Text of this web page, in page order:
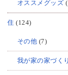
オススメグッズ
住 (124)
その他 (7)
我が家の家づくり